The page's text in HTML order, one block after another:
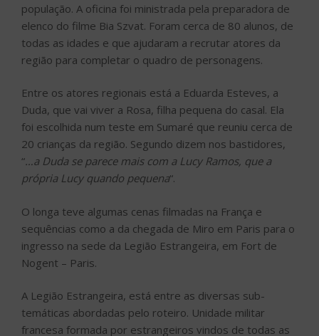
população. A oficina foi ministrada pela preparadora de
elenco do filme Bia Szvat. Foram cerca de 80 alunos, de
todas as idades e que ajudaram a recrutar atores da
região para completar o quadro de personagens.
Entre os atores regionais está a Eduarda Esteves, a
Duda, que vai viver a Rosa, filha pequena do casal. Ela
foi escolhida num teste em Sumaré que reuniu cerca de
20 crianças da região. Segundo dizem nos bastidores,
“…a Duda se parece mais com a Lucy Ramos, que a
própria Lucy quando pequena“.
O longa teve algumas cenas filmadas na França e
sequências como a da chegada de Miro em Paris para o
ingresso na sede da Legião Estrangeira, em Fort de
Nogent – Paris.
A Legião Estrangeira, está entre as diversas sub-
temáticas abordadas pelo roteiro. Unidade militar
francesa formada por estrangeiros vindos de todas as